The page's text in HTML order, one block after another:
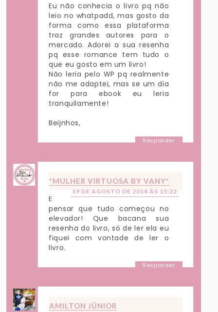
Eu não conhecia o livro pq não
leio no whatpadd, mas gosto da
forma como essa plataforma
traz grandes autores para o
mercado. Adorei a sua resenha
pq esse romance tem tudo o
que eu gosto em um livro!
Não leria pelo WP pq realmente
não me adaptei, mas se um dia
for para ebook eu leria
tranquilamente!
Beijnhos,
Responder
*MULHER VIRTUOSA BY VANY*
19 DE AGOSTO DE 2018 ÀS 15:22
E
pensar que tudo começou no
elevador! Que bacana sua
resenha do livro, só de ler ela eu
fiquei com vontade de ler o
livro.
Responder
AMILTON JÚNIOR